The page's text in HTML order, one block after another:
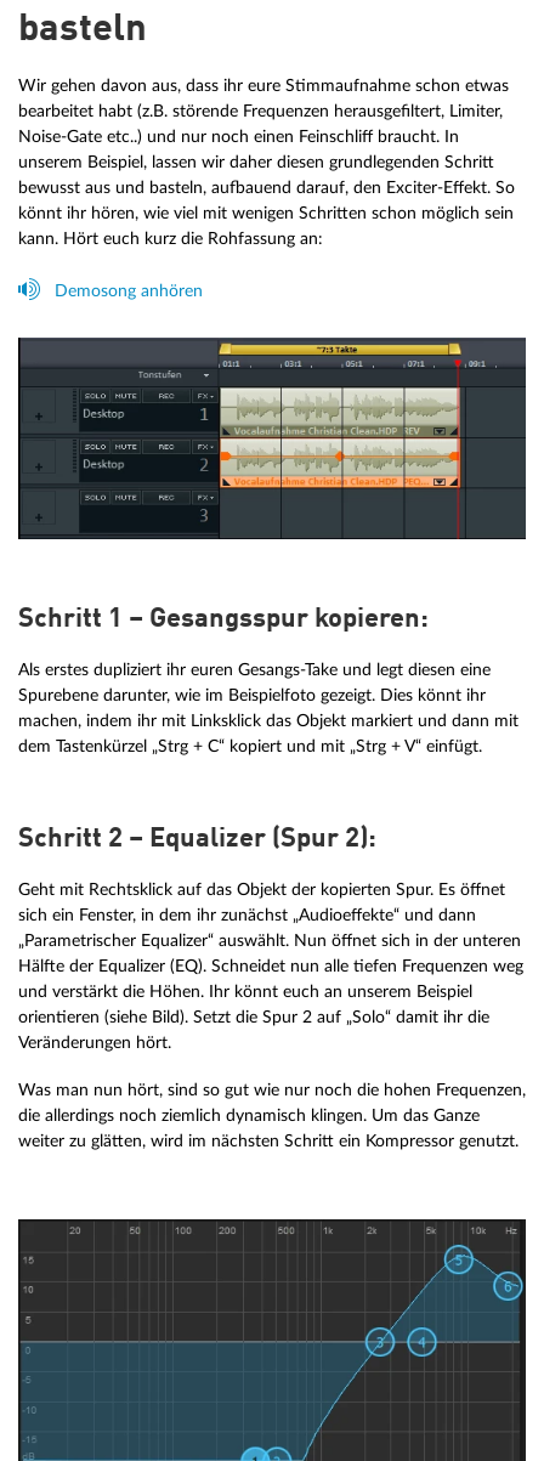
basteln
Wir gehen davon aus, dass ihr eure Stimmaufnahme schon etwas
bearbeitet habt (z.B. störende Frequenzen herausgefiltert, Limiter,
Noise-Gate etc..) und nur noch einen Feinschliff braucht. In
unserem Beispiel, lassen wir daher diesen grundlegenden Schritt
bewusst aus und basteln, aufbauend darauf, den Exciter-Effekt. So
könnt ihr hören, wie viel mit wenigen Schritten schon möglich sein
kann. Hört euch kurz die Rohfassung an:
Demosong anhören
Schritt 1 – Gesangsspur kopieren:
Als erstes dupliziert ihr euren Gesangs-Take und legt diesen eine
Spurebene darunter, wie im Beispielfoto gezeigt. Dies könnt ihr
machen, indem ihr mit Linksklick das Objekt markiert und dann mit
dem Tastenkürzel „Strg + C“ kopiert und mit „Strg + V“ einfügt.
Schritt 2 – Equalizer (Spur 2):
Geht mit Rechtsklick auf das Objekt der kopierten Spur. Es öffnet
sich ein Fenster, in dem ihr zunächst „Audioeffekte“ und dann
„Parametrischer Equalizer“ auswählt. Nun öffnet sich in der unteren
Hälfte der Equalizer (EQ). Schneidet nun alle tiefen Frequenzen weg
und verstärkt die Höhen. Ihr könnt euch an unserem Beispiel
orientieren (siehe Bild). Setzt die Spur 2 auf „Solo“ damit ihr die
Veränderungen hört.
Was man nun hört, sind so gut wie nur noch die hohen Frequenzen,
die allerdings noch ziemlich dynamisch klingen. Um das Ganze
weiter zu glätten, wird im nächsten Schritt ein Kompressor genutzt.